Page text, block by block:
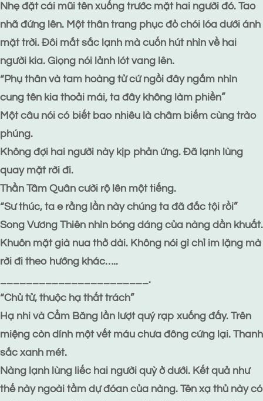
Nhẹ đặt cái mũi tên xuống trước mặt hai người đó. Tao
nhã đứng lên. Một thân trang phục đỏ chói lóa dưới ánh
mặt trời. Đôi mắt sắc lạnh mà cuốn hút nhìn về hai
người kia. Giọng nói lảnh lót vang lên.
“Phụ thân và tam hoàng tử cứ ngồi đây ngắm nhìn
cung tên kia thoải mái, ta đây không làm phiền”
Một câu nói có biết bao nhiêu là châm biếm cùng trào
phúng.
Không đợi hai người này kịp phản ứng. Đã lạnh lùng
quay mặt rời đi.
Thần Tâm Quân cười rộ lên một tiếng.
“Sư thúc, ta e rằng lần này chúng ta đã đắc tội rồi”
Song Vương Thiên nhìn bóng dáng của nàng dần khuất.
Khuôn mặt già nua thở dài. Không nói gì chỉ im lặng mà
rời đi theo hướng khác…..
_______________________.
“Chủ tử, thuộc hạ thất trách”
Hạ nhi và Cẩm Băng lần lượt quý rạp xuống đấy. Trên
miệng còn dính một vết máu chưa đông cứng lại. Thanh
sắc xanh mét.
Nàng lạnh lùng liếc hai người quỳ ở dưới. Kết quả như
thế này ngoài tầm dự đóan của nàng. Tên xạ thủ này có